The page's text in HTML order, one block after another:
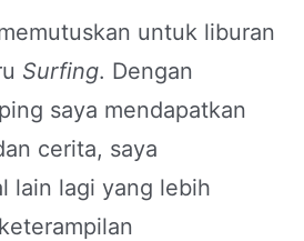
untuk liburan
Surfing. Dengan
saya mendapatkan
cerita, saya
lain lagi yang lebih